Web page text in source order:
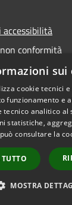
accessibilità
conformità
sui
cookie tecnici
funzionamento e
tecnico analitico
statistiche,
consultare la
TUTTO
MOSTRA